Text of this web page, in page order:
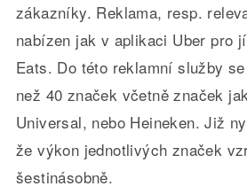
zákazníky. Reklama, resp.
nabízen jak v aplikaci Uber pro
Eats. Do této reklamní služby
než 40 značek včetně značek
Universal, nebo Heineken. Již
že výkon jednotlivých značek
šestinásobně.